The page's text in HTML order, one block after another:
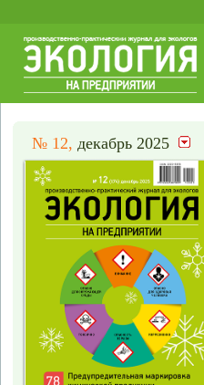
№ 12, декабрь 2025